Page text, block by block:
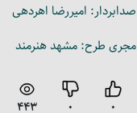
صدابردار: امیررضا اهردهی
مجری طرح: مشهد هنرمند
۰ ۰ ۴۴۳